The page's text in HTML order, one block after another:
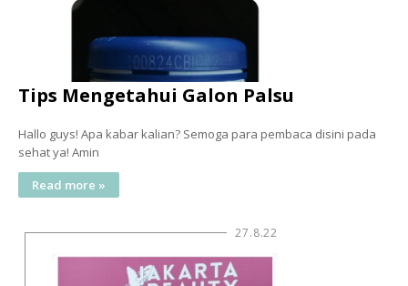
Tips Mengetahui Galon Palsu
Hallo guys! Apa kabar kalian? Semoga para pembaca disini pada
sehat ya! Amin
Read more »
27.8.22